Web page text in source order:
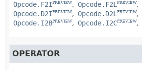
Opcode.F2IPREVIEW Opcode.F2LPREVIEW
Opcode.D2IPREVIEW Opcode.D2LPREVIEW
Opcode.I2BPREVIEW Opcode.I2CPREVIEW
OPERATOR